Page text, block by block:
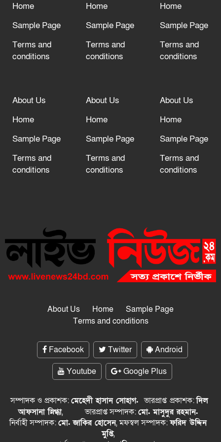
দরজা খোলা রেখেছেন
Home
Sample Page
Terms and
conditions
Home
Sample Page
Terms and
conditions
Home
Sample Page
Terms and
conditions
About Us
Home
Sample Page
Terms and
conditions
About Us
Home
Sample Page
Terms and
conditions
About Us
Home
Sample Page
Terms and
conditions
About Us Home
Sample Page
Terms and conditions
Facebook Twitter
Android
Youtube
Google Plus
সম্পাদক ও প্রকাশক:মেহেদী হাসান সোহাগ.ভারপ্রাপ্ত প্রকাশক:দিল
আফসানা স্নিগ্ধা, ভারপ্রাপ্ত সম্পাদক:মো. মাসুদুর রহমান.
নির্বাহী সম্পাদক:মো. জাকির হোসেন, মফস্বল সম্পাদক:ফরিদ উদ্দিন
মুপ্তি,